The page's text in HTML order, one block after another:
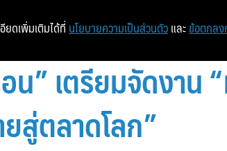
หน้าแรก
น” เตรียมจัดงา
ยสู่ตลาดโลก”
ยดเพิ่มเติมได้ที่ นโยบายความเป็นส่วนตัว และ ข้อตกลง